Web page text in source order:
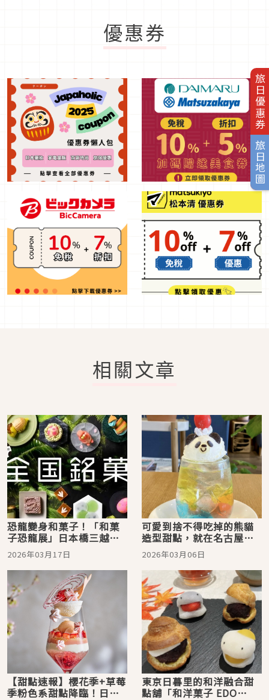
旅日優惠券
旅日地圖
優惠券
相關文章
恐龍變身和菓子！「和菓
子恐龍展」日本橋三越登
場，38家老舖打造甜點恐
龍世界
2026年03月17日
可愛到捨不得吃掉的熊貓
造型甜點，就在名古屋咖
啡廳「yama coffee」
2026年03月06日
【甜點速報】櫻花季+草莓
季粉色系甜點降臨！日本
東京日暮里的和洋融合甜
點舖「和洋菓子 EDO